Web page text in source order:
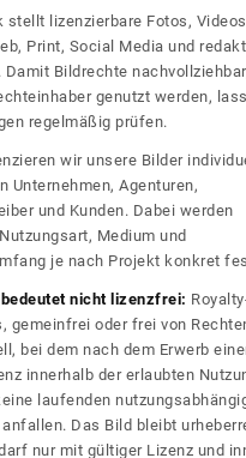
stellt lizenzierbare Fotos,
Print, Social Media und
Damit Bildrechte
genutzt werden,
regelmäßig prüfen.
wir unsere Bilder
Unternehmen, Agenturen,
und Kunden. Dabei werden
Medium und
je nach Projekt konkret
nicht lizenzfrei:
gemeinfrei oder frei von
bei dem nach dem Erwerb
innerhalb der erlaubten
laufenden
anfallen. Das Bild bleibt
nur mit gültiger Lizenz und